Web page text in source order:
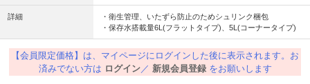
詳細
・衛生管理、いたずら防止のためシュリンク梱包
・保存水搭載量6L(フラットタイプ)、5L(コーナータイプ)
【会員限定価格】は、マイページにログインした後に表示されます。お
済みでない方は ログイン／ 新規会員登録をお願いします